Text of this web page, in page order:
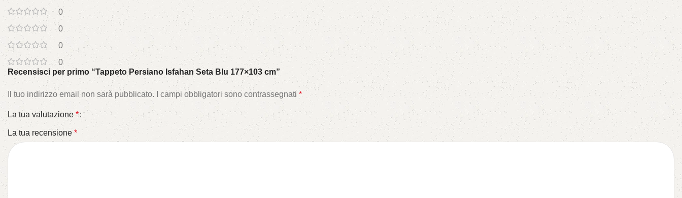
0
0
0
0
Recensisci per primo “Tappeto Persiano Isfahan Seta Blu 177×103 cm”
Il tuo indirizzo email non sarà pubblicato. I campi obbligatori sono contrassegnati *
La tua valutazione *
La tua recensione*